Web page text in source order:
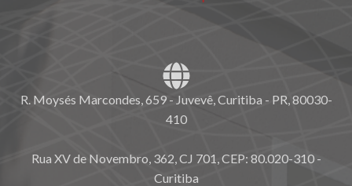
R. Moysés Marcondes, 659 - Juvevê, Curitiba - PR, 80030-
410
Rua XV de Novembro, 362, CJ 701, CEP: 80.020-310 -
Curitiba